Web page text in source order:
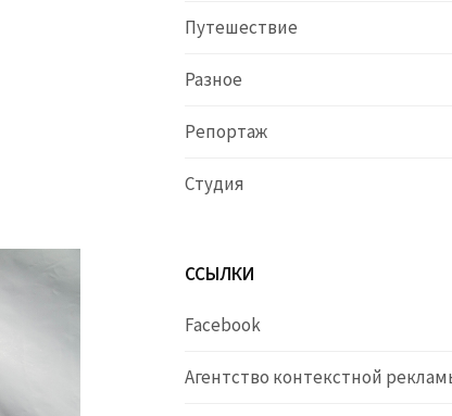
Путешествие
Разное
Репортаж
Студия
ССЫЛКИ
Facebook
Агентство контекстной